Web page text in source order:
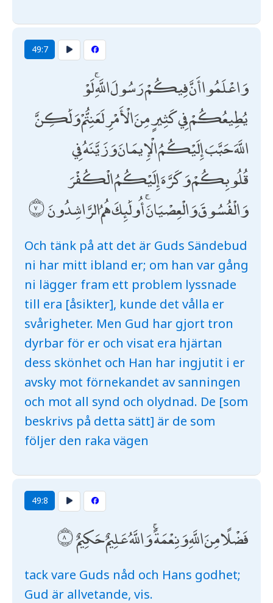
49:7
وَاعْلَمُوا أَنَّ فِيكُمْ رَسُولَ اللَّهِ ۚ لَوْ
يُطِيعُكُمْ فِي كَثِيرٍ مِنَ الْأَمْرِ لَعَنِتُّمْ وَلَٰكِنَّ
اللَّهَ حَبَّبَ إِلَيْكُمُ الْإِيمَانَ وَزَيَّنَهُ فِي
قُلُوبِكُمْ وَكَرَّهَ إِلَيْكُمُ الْكُفْرَ
وَالْفُسُوقَ وَالْعِصْيَانَ ۚ أُولَٰئِكَ هُمُ الرَّاشِدُونَ
Och tänk på att det är Guds Sändebud
ni har mitt ibland er; om han var gång
ni lägger fram ett problem lyssnade
till era [åsikter], kunde det vålla er
svårigheter. Men Gud har gjort tron
dyrbar för er och visat era hjärtan
dess skönhet och Han har ingjutit i er
avsky mot förnekandet av sanningen
och mot all synd och olydnad. De [som
beskrivs på detta sätt] är de som
följer den raka vägen
49:8
فَضْلًا مِنَ اللَّهِ وَنِعْمَةً ۚ وَاللَّهُ عَلِيمٌ حَكِيمٌ
tack vare Guds nåd och Hans godhet;
Gud är allvetande, vis.